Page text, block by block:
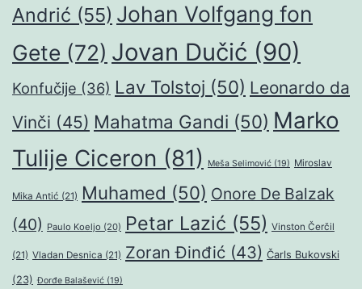
Andrić (55) Johan Volfgang fon
Gete (72) Jovan Dučić (90)
Konfučije (36) Lav Tolstoj (50) Leonardo da
Vinči (45) Mahatma Gandi (50) Marko
Tulije Ciceron (81) Meša Selimović (19) Miroslav
Mika Antić (21) Muhamed (50) Onore De Balzak
(40) Paulo Koeljo (20) Petar Lazić (55) Vinston Čerčil
(21) Vladan Desnica (21) Zoran Đinđić (43) Čarls Bukovski
(23) Đorđe Balašević (19)